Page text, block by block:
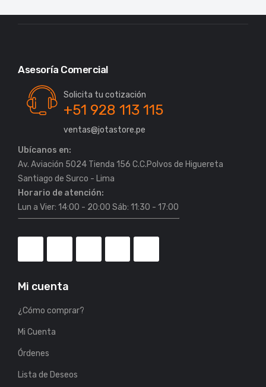
Asesoría Comercial
Solicita tu cotización
+51 928 113 115
ventas@jotastore.pe
Ubícanos en:
Av. Aviación 5024 Tienda 156 C.C.Polvos de Higuereta
Horario de atención:
Lun a Vier: 14:00 - 20:00 Sáb: 11:30 - 17:00
Mi cuenta
¿Cómo comprar?
Mi Cuenta
Órdenes
Lista de Deseos